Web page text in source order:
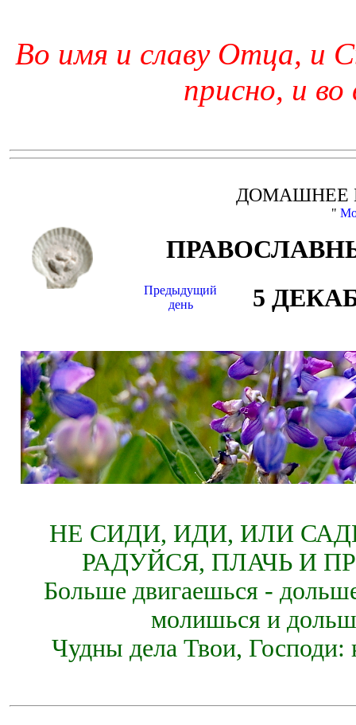
Во имя и славу Отца, и
присно, и во
ДОМАШНЕЕ
"
Предыдущий
день
5
НЕ СИДИ, ИДИ, ИЛИ
РАДУЙСЯ, ПЛАЧЬ И
Больше двигаешься -
молишься и
Чудны дела Твои, Господи: